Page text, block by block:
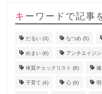
キーワードで記事
だるい (3) なつめ (5)
めまい (6) アンチエイジ
体質チェックリスト (8)
子育て (4) 心 (9) 明